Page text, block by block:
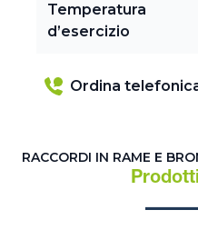
Temperatura
d’esercizio
Ordina
RACCORDI IN RAME E